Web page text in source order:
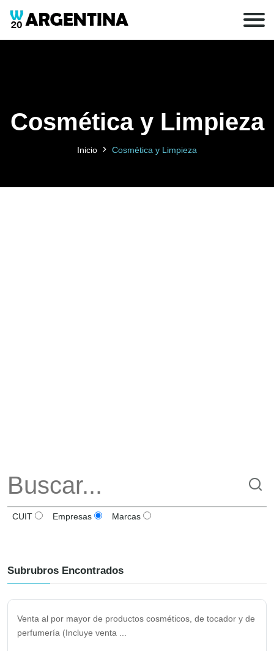
Cosmética y Limpieza
Inicio Cosmética y Limpieza
CUIT Empresas Marcas
Subrubros Encontrados
Venta al por mayor de productos cosméticos, de tocador y de
perfumería (Incluye venta